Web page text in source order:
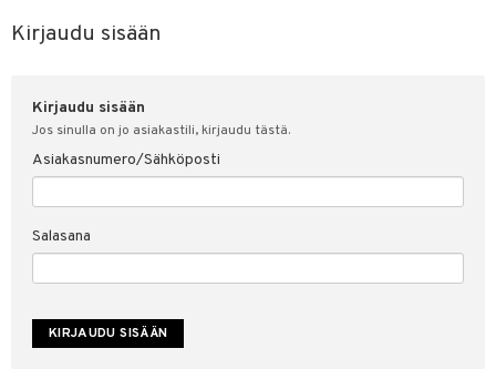
Luontaistuotteet
Fitness
Koti & Sisustus
Lelut, Lapsi & Vauva
Tuotemerkkejä
Kirjaudu sisään
Kirjaudu sisään
Jos sinulla on jo asiakastili, kirjaudu tästä.
Asiakasnumero/Sähköposti
Salasana
& vastauksia
myyntiehdot
suojaus